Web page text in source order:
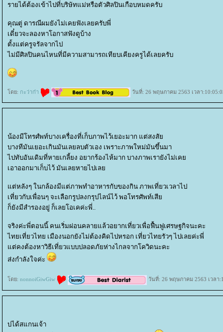
รายได้ต้องเข้าไปที่บริษัทแม่หรือตัวศิลปินเกือบหมดครับ
คุณตู่ ดารณีผมยังไม่เคยฟังเลยครับพี่
เดี๋ยวจะลองหาโอกาสฟังดูบ้าง
ตั้งแต่ครูจรัลจากไป
ไม่มีศิลปินคนไหนที่มีความสามารถเทียบเคียงครูได้เลยครับ
ดย: กะว่าก๋า วันที่: 26 พฤษภาคม 2563 เวลา
น้องมีโทรศํพท์บางเครื่องที่เก็บภาพไว้เยอะมาก แต่สงสั
บางทีมันเยอะเกินมันเลยลบตัวเอง เพราะภาพใหม่มันขึ้นมา
ไปทับอันเดิมที่หายเกลี้ยง อยากร้องไห้มาก บางภาพเรายังไม่เค
เอาออกมาเก็บไว้ มันเลยหายไปเล
ต่หลังๆ ในกล้องมีแต่ภาพทำอาหารกับของกิน ภาพเที่ยวเวลาไป
เที่ยวกับเพื่อนๆ จะเลือกรูปลงกรุปไลน์ไว้ พอโทรศัพท์เสี
ก็ยังมีสำรองอยู่ ก็เลยโอเคค่ะพี่..
จริงค่ะพี่ตอนนี้ คนเริ่มผ่อนคลายแล้วอยากเที่ยวเพื่อฟื้นฟูเศรษฐกิจนะคะ
ไทยเที่ยวไทย เมืองนอกยังไม่ต้องคิดไปหรอก เที่ยวไทยรัวๆ ไปเลยค่ะพี่
ต่คงต้องหาวิธีเที่ยวแบบปลอดภัยห่างไกลจากโควิดนะคะ
ส่งกำลังใจค่ะ
ดย: nonnoiGiwGiw วันที่: 26 พฤษภาคม 2563 เวลา
บ่ได้สแกนเจ้า